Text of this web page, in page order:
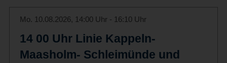
Mo. 10.08.2026, 14:00 Uhr - 16:10 Uhr
14 00 Uhr Linie Kappeln-
Maasholm- Schleimünde und